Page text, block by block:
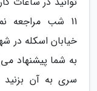
11 شب مراجعه
خیابان اسکله در
به شما پیشنهاد
سری به آن